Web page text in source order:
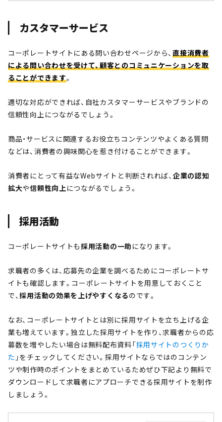
カスタマーサービス
コーポレートサイトにある問い合わせページから、直接消費者
による問い合わせを受けて、顧客とのコミュニケーションを取
ることができます。
適切な対応ができれば、自社カスタマーサービスやブランドの
信頼性向上につながるでしょう。
商品・サービスに関連するお役立ちコンテンツやよくある質問
などは、消費者の興味関心を惹き付けることができます。
消費者にとって有益なWebサイトと判断されれば、 企業の認知
拡大や信頼性向上につながるでしょう。
採用活動
コーポレートサイトも採用活動の一助 になります。
求職者の多くは、応募先の企業を調べるためにコーポレートサ
イトも確認します。コーポレートサイトを用意しておくこと
で、採用活動の効果を上げやすくなるのです。
なお、コーポレートサイトとは別に採用サイトを立ち上げる企
業も増えています。独立した採用サイトを作り、求職者からの応
募数を増やしたい場合は無料配布資料「採用サイトのつくりか
た 」をチェックしてください。採用サイトならではのコンテン
ツや制作時のポイントをまとめているためぜひ下記より無料で
ダウンロードして求職者にアプローチできる採用サイトを制作
しましょう。